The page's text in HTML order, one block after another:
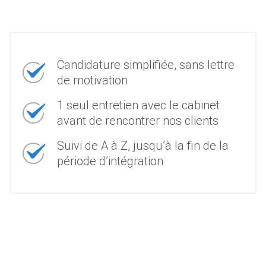
Candidature simplifiée, sans lettre
de motivation
1 seul entretien avec le cabinet
avant de rencontrer nos clients
Suivi de A à Z, jusqu’à la fin de la
période d’intégration